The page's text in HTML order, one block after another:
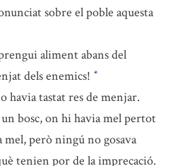
sobre el poble aquesta
aliment abans del
dels enemics! *
havia tastat res de menjar.
bosc, on hi havia mel pertot
mel, però ningú no gosava
tenien por de la imprecació.